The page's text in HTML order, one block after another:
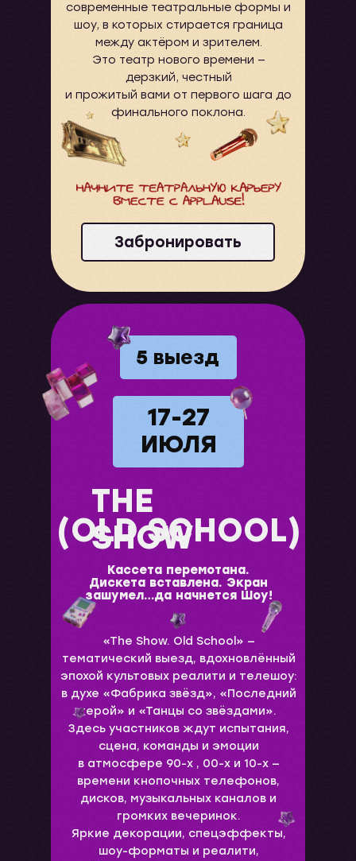
современные театральные формы и
шоу, в которых стирается граница
между актёром и зрителем.
Это театр нового времени —
дерзкий, честный
и прожитый вами от первого шага до
финального поклона.
Забронировать
(OLD SCHOOL)
5 выезд
17-27
ИЮЛЯ
THE
SHOW
Кассета перемотана.
Дискета вставлена. Экран
зашумел…да начнется Шоу!
«The Show. Old School» —
тематический выезд, вдохновлённый
эпохой культовых реалити и телешоу:
в духе «Фабрика звёзд», «Последний
герой» и «Танцы со звёздами».
Здесь участников ждут испытания,
сцена, команды и эмоции
в атмосфере 90-х , 00-х и 10-х —
времени кнопочных телефонов,
дисков, музыкальных каналов и
громких вечеринок.
Яркие декорации, спецэффекты,
шоу-форматы и реалити,